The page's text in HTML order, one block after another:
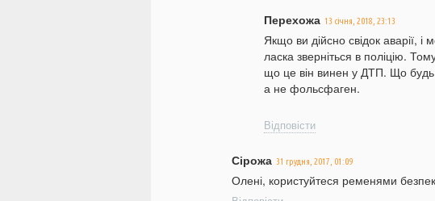
Перехожа 13 січня, 2018, 23:13
Якщо ви дійсно свідок аварії,
ласка зверніться в поліцію.
що це він винен у ДТП. Що будь
а не фольсфаген.
Відповісти
Сірожа 31 грудня, 2017, 01:09
Олені, користуйтеся ременями